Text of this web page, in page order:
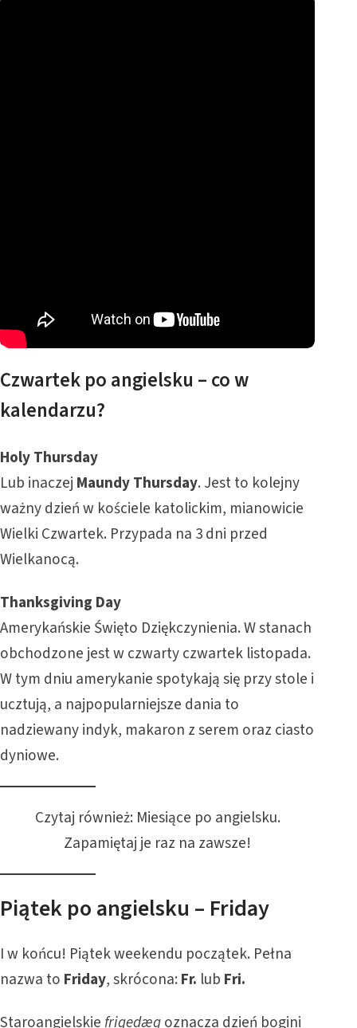
Czwartek po angielsku – co w
kalendarzu?
Holy Thursday
Lub inaczej Maundy Thursday. Jest to kolejny
ważny dzień w kościele katolickim, mianowicie
Wielki Czwartek. Przypada na 3 dni przed
Wielkanocą.
Thanksgiving Day
Amerykańskie Święto Dziękczynienia. W stanach
obchodzone jest w czwarty czwartek listopada.
W tym dniu amerykanie spotykają się przy stole i
ucztują, a najpopularniejsze dania to
nadziewany indyk, makaron z serem oraz ciasto
dyniowe.
Czytaj również: Miesiące po angielsku.
Zapamiętaj je raz na zawsze!
Piątek po angielsku – Friday
I w końcu! Piątek weekendu początek. Pełna
nazwa to Friday, skrócona: Fr. lub Fri.
Staroangielskie frigedægoznacza dzień bogini